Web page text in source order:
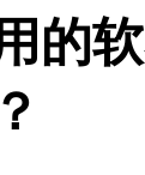
的